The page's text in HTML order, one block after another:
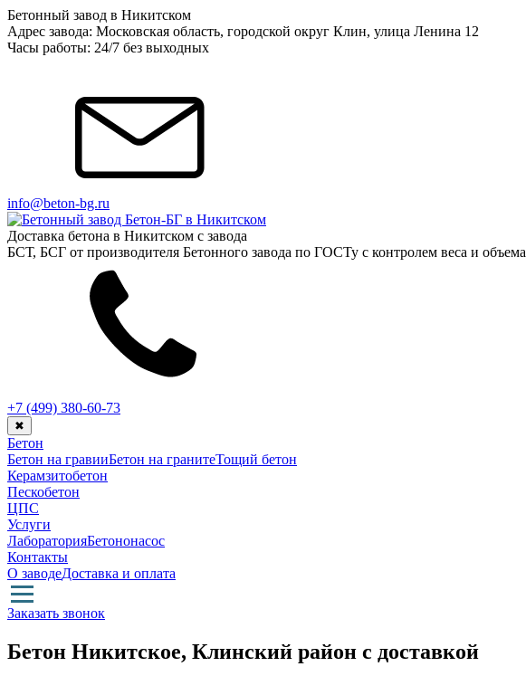
Бетонный завод в Никитском
Адрес завода: Московская область, городской округ Клин, улица Ленина 12
Часы работы: 24/7 без выходных
info@beton-bg.ru
Доставка бетона в Никитском с завода
БСТ, БСГ от производителя Бетонного завода по ГОСТу с контролем веса и объема
+7 (499) 380-60-73
✖
Бетон
Бетон на гравииБетон на гранитеТощий бетон
Керамзитобетон
Пескобетон
ЦПС
Услуги
ЛабораторияБетононасос
Контакты
О заводеДоставка и оплата
Заказать звонок
Бетон Никитское, Клинский район с доставкой